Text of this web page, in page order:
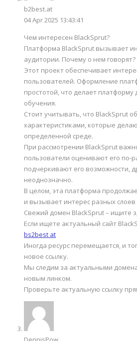
b2best.at
04 Apr 2025 13:43:41
Чем интересен BlackSprut?
Платформа BlackSprut вызывает
аудитории. Почему о нем говорят?
Этот проект обеспечивает
пользователей. Оформление
простотой, что делает платформу
обучения.
Стоит учитывать, что BlackSprut
характеристиками, которые
определенной среде.
При рассмотрении BlackSprut
пользователи оценивают его по-
подчеркивают его возможности,
неоднозначно.
В целом, эта платформа
и вызывает интерес разных
Свежий домен BlackSprut – ищите
Если ищете актуальный сайт
bs2best at
Иногда ресурс перемещается, и
новое ссылку.
Мы следим за актуальными
новым линком.
Проверьте актуальную ссылку